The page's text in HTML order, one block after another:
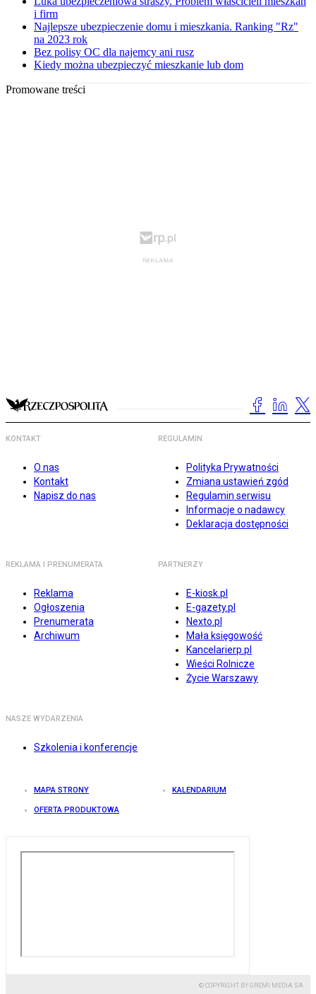
i firm
Najlepsze ubezpieczenie domu i mieszkania. Ranking "Rz"
na 2023 rok
Bez polisy OC dla najemcy ani rusz
Kiedy można ubezpieczyć mieszkanie lub dom
Promowane treści
KONTAKT
O nas
Kontakt
Napisz do nas
REGULAMIN
Polityka Prywatności
Zmiana ustawień zgód
Regulamin serwisu
Informacje o nadawcy
Deklaracja dostępności
REKLAMA I PRENUMERATA
Reklama
Ogłoszenia
Prenumerata
Archiwum
PARTNERZY
E-kiosk.pl
E-gazety.pl
Nexto.pl
Mała księgowość
Kancelarierp.pl
Wieści Rolnicze
Życie Warszawy
NASZE WYDARZENIA
Szkolenia i konferencje
MAPA STRONY KALENDARIUM
OFERTA PRODUKTOWA
© COPYRIGHT BY GREMI MEDIA SA